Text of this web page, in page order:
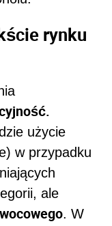
rynku
użycie
w przypadku
ale
. W